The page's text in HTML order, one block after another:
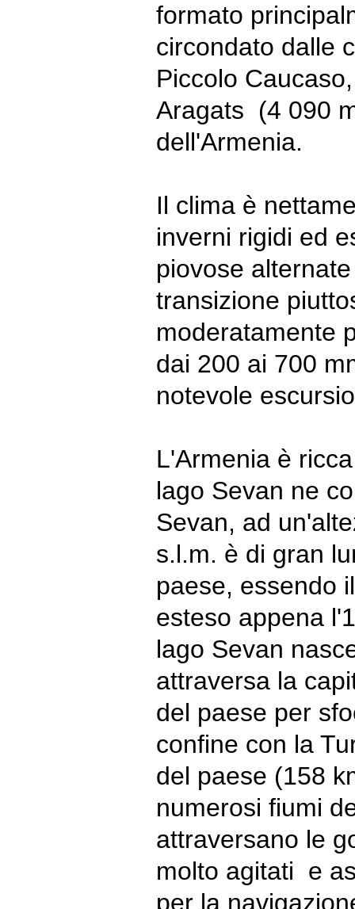
formato
circondato dalle
Piccolo
Aragats (4 090
dell'Armenia.
Il clima è
inverni rigidi ed
piovose
transizione
moderatamente
dai 200 ai 700
notevole
L'Armenia è
lago Sevan ne
Sevan, ad
s.l.m. è di gran
paese, essendo
esteso appena
lago Sevan
attraversa la
del paese per
confine con la
del paese (158
numerosi fiumi
attraversano le
molto agitati e
per la